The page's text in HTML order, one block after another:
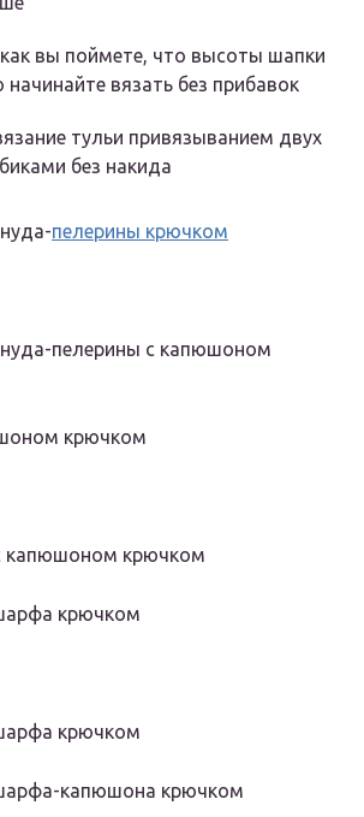
вы поймете, что высоты шапки
вязать без прибавок
тульи привязыванием двух
без накида
пелерины крючком
пелерины с капюшоном
крючком
капюшоном крючком
крючком
крючком
капюшона крючком